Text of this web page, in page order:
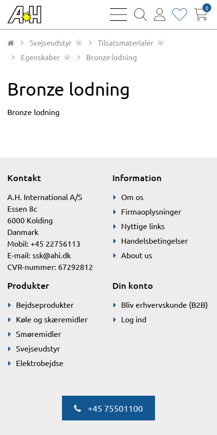
bars
magnifying
user
heart0
Svejseudstyr
Tilsatsmaterialer
Egenskaber
Bronze lodning
Bronze lodning
Bronze lodning
Kontakt
A.H. International A/S
Essen 8c
6000 Kolding
Danmark
Mobil: +45 22756113
E-mail: ssk@ahi.dk
CVR-nummer: 67292812
Information
Om os
Firmaoplysninger
Nyttige links
Handelsbetingelser
About us
Produkter
Bejdseprodukter
Køle og skæremidler
Smøremidler
Svejseudstyr
Elektrobejdse
Din konto
Bliv erhvervskunde (B2B)
Log ind
+45 75501100